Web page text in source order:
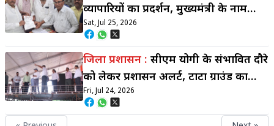
व्यापारियों का प्रदर्शन, मुख्यमंत्री के नाम
सौंपा ज्ञापन
Sat, Jul 25, 2026
जिला प्रशासन : सीएम योगी के संभावित दौरे
को लेकर प्रशासन अलर्ट, टाटा ग्राउंड का
किया निरीक्षण
Fri, Jul 24, 2026